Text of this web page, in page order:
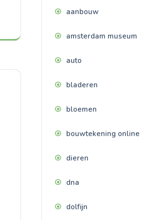
aanbouw
amsterdam museum
auto
bladeren
bloemen
bouwtekening online
dieren
dna
dolfijn